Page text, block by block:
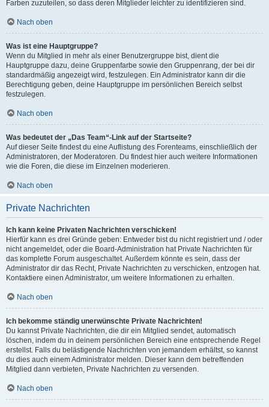
Farben zuzuteilen, so dass deren Mitglieder leichter zu identifizieren sind.
Nach oben
Was ist eine Hauptgruppe?
Wenn du Mitglied in mehr als einer Benutzergruppe bist, dient die
Hauptgruppe dazu, deine Gruppenfarbe sowie den Gruppenrang, der bei dir
standardmäßig angezeigt wird, festzulegen. Ein Administrator kann dir die
Berechtigung geben, deine Hauptgruppe im persönlichen Bereich selbst
festzulegen.
Nach oben
Was bedeutet der „Das Team“-Link auf der Startseite?
Auf dieser Seite findest du eine Auflistung des Forenteams, einschließlich der
Administratoren, der Moderatoren. Du findest hier auch weitere Informationen
wie die Foren, die diese im Einzelnen moderieren.
Nach oben
Private Nachrichten
Ich kann keine Privaten Nachrichten verschicken!
Hierfür kann es drei Gründe geben: Entweder bist du nicht registriert und / oder
nicht angemeldet, oder die Board-Administration hat Private Nachrichten für
das komplette Forum ausgeschaltet. Außerdem könnte es sein, dass der
Administrator dir das Recht, Private Nachrichten zu verschicken, entzogen hat.
Kontaktiere einen Administrator, um weitere Informationen zu erhalten.
Nach oben
Ich bekomme ständig unerwünschte Private Nachrichten!
Du kannst Private Nachrichten, die dir ein Mitglied sendet, automatisch
löschen, indem du in deinem persönlichen Bereich eine entsprechende Regel
erstellst. Falls du belästigende Nachrichten von jemandem erhältst, so kannst
du dies auch einem Administrator melden. Dieser kann dem betreffenden
Mitglied dann verbieten, Private Nachrichten zu versenden.
Nach oben